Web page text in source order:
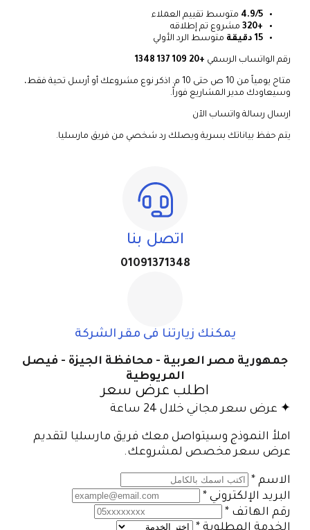
4.9/5 متوسط تقييم العملاء
+320
مشروع تم إطلاقه
15 دقيقة
متوسط الرد الأولي
رقم الواتساب الرسمي +20 109 137 1348
متاح يومياً من 10 ص حتى 10 م. اذكر نوع مشروعك أو أرسل تحية فقط،
وسيعاودك مدير المشاريع فوراً.
ارسال رسالة واتساب الآن
يتم حفظ بياناتك بسرية ويصلك رد شخصي من فريق مارسليا.
اتصل بنا
01091371348
يمكنك زيارتنا فى مقر الشركة
جمهورية مصر العربية - محافظة الجيزة - فيصل
المريوطية
اطلب عرض سعر
✦ عرض سعر مجاني خلال 24 ساعة
املأ النموذج وسيتواصل معك فريق مارسليا لتقديم
عرض سعر مخصص لمشروعك.
الاسم *
البريد الإلكتروني *
رقم الهاتف *